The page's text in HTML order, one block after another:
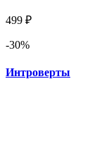
499 ₽
-30%
Интроверты